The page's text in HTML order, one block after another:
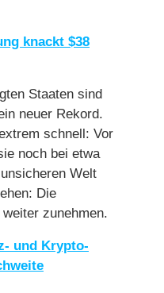
knackt $38
Staaten sind
neuer Rekord.
schnell: Vor
noch bei etwa
Welt
Die
zunehmen.
und Krypto-